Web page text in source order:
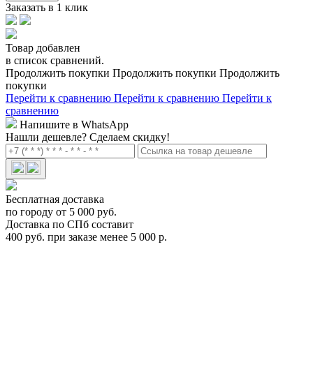
Заказать в 1 клик
Товар добавлен
в список сравнений.
Продолжить покупки Продолжить покупки Продолжить
покупки
Перейти к сравнению Перейти к сравнению Перейти к
сравнению
Напишите в WhatsApp
Нашли дешевле? Сделаем скидку!
Бесплатная доставка
по городу от 5 000 руб.
Доставка по СПб составит
400 руб. при заказе менее 5 000 р.